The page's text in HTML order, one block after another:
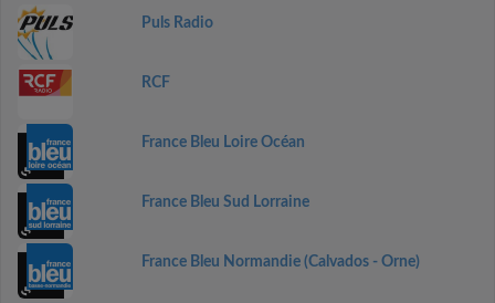
Puls Radio
RCF
France Bleu Loire Océan
France Bleu Sud Lorraine
France Bleu Normandie (Calvados - Orne)